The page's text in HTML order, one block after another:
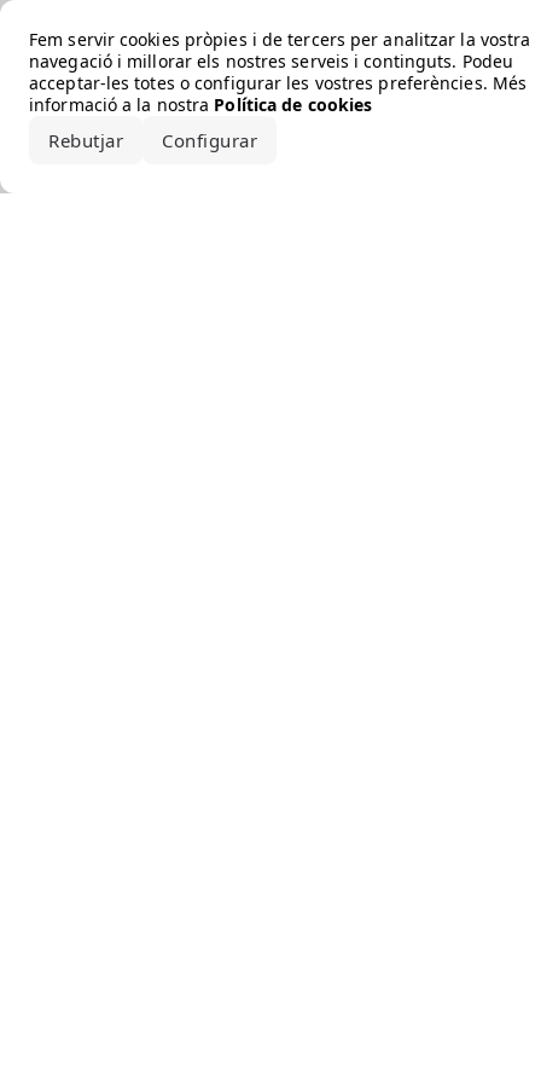
Fem servir cookies pròpies i de tercers per analitzar la vostra
navegació i millorar els nostres serveis i continguts. Podeu
acceptar-les totes o configurar les vostres preferències. Més
informació a la nostra Política de cookies
Rebutjar Configurar
Error loading the brand